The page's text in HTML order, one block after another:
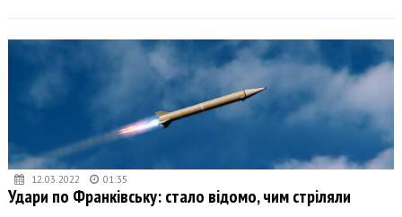
12.03.2022 01:35
Удари по Франківську: стало відомо, чим стріляли